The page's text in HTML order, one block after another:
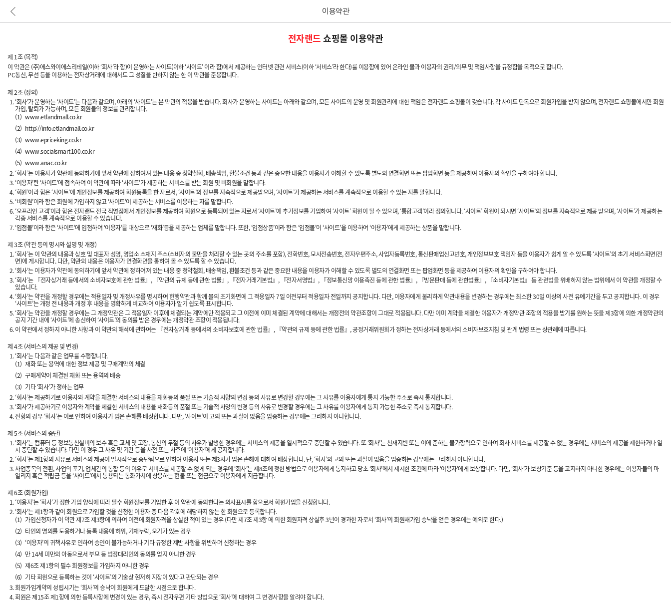
본문 바로가기
이용약관
전자랜드쇼핑몰 이용약관
제 1조 (목적)
이 약관은 (주)에스와이에스리테일(이하 ‘회사’라 함)이 운영하는 사이트(이하 ‘사이트’ 이라 함)에서 제공하는 인터넷 관련 서비스(이하 ‘서비스’라 한다)를 이용함에 있어 온라인 몰과 이용자의 권리/의무 및 책임사항을 규정함을 목적으로 합니다.
PC통신, 무선 등을 이용하는 전자상거래에 대해서도 그 성질을 반하지 않는 한 이 약관을 준용합니다.
제 2조 (정의)
‘회사’가 운영하는 ‘사이트’는 다음과 같으며, 아래의 ‘사이트’는 본 약관의 적용을 받습니다. 회사가 운영하는 사이트는 아래와 같으며, 모든 사이트의 운영 및 회원관리에 대한 책임은 전자랜드 쇼핑몰이 갖습니다. 각 사이트 단독으로 회원가입을 받지 않으며, 전자랜드 쇼핑몰에서만 회원
가입, 탈퇴가 가능하며, 모든 회원들의 정보를 관리합니다.
(1) www.etlandmall.co.kr
(2) http://info.etlandmall.co.kr
(3) www.epriceking.co.kr
(4) www.socialsmart100.co.kr
(5) www.anac.co.kr
‘회사’는 이용자가 약관에 동의하기에 앞서 약관에 정하여져 있는 내용 중 청약철회, 배송책임, 환불조건 등과 같은 중요한 내용을 이용자가 이해할 수 있도록 별도의 연결화면 또는 팝업화면 등을 제공하여 이용자의 확인을 구하여야 합니다.
‘이용자’란 ‘사이트’에 접속하여 이 약관에 따라 ‘사이트’가 제공하는 서비스를 받는 회원 및 비회원을 말합니다.
‘회원’이라 함은 ‘사이트’에 개인정보를 제공하여 회원등록을 한 자로서, ‘사이트’의 정보를 지속적으로 제공받으며, ‘사이트’가 제공하는 서비스를 계속적으로 이용할 수 있는 자를 말합니다.
‘비회원’이라 함은 회원에 가입하지 않고 ‘사이트’이 제공하는 서비스를 이용하는 자를 말합니다.
‘오프라인 고객’이라 함은 전자랜드 전국 직영점에서 개인정보를 제공하여 회원으로 등록되어 있는 자로서 ‘사이트’에 추가정보를 기입하여 ‘사이트’ 회원이 될 수 있으며, ‘통합고객’이라 정의합니다. ‘사이트’ 회원이 되시면 ‘사이트’의 정보를 지속적으로 제공 받으며, ‘사이트’가 제공하는
각종 서비스를 계속적으로 이용할 수 있습니다.
‘입점몰’이라 함은 ‘사이트’에 입점하여 ‘이용자’를 대상으로 ‘재화’등을 제공하는 업체를 말합니다. 또한, ‘입점상품’이라 함은 ‘입점몰’이 ‘사이트’을 이용하여 ‘이용자’에게 제공하는 상품을 말합니다.
제 3조 (약관 등의 명시와 설명 및 개정)
‘회사’는 이 약관의 내용과 상호 및 대표자 성명, 영업소 소재지 주소(소비자의 불만을 처리할 수 있는 곳의 주소를 포함), 전화번호, 모사전송번호, 전자우편주소, 사업자등록번호, 통신판매업신고번호, 개인정보보호 책임자 등을 이용자가 쉽게 알 수 있도록 ‘사이트’의 초기 서비스화면(전
면)에 게시합니다. 다만, 약관의 내용은 이용자가 연결화면을 통하여 볼 수 있도록 할 수 있습니다.
‘회사’는 이용자가 약관에 동의하기에 앞서 약관에 정하여져 있는 내용 중 청약철회, 배송책임, 환불조건 등과 같은 중요한 내용을 이용자가 이해할 수 있도록 별도의 연결화면 또는 팝업화면 등을 제공하여 이용자의 확인을 구하여야 합니다.
‘회사’는 『전자상거래 등에서의 소비자보호에 관한 법률』, 『약관의 규제 등에 관한 법률』, 『전자거래기본법』, 『전자서명법』, 『정보통신망 이용촉진 등에 관한 법률』, 『방문판매 등에 관한법률』, 『소비자기본법』 등 관련법을 위배하지 않는 범위에서 이 약관을 개정할 수
있습니다.
‘회사’는 약관을 개정할 경우에는 적용일자 및 개정사유를 명시하여 현행약관과 함께 몰의 초기화면에 그 적용일자 7일 이전부터 적용일자 전일까지 공지합니다. 다만, 이용자에게 불리하게 약관내용을 변경하는 경우에는 최소한 30일 이상의 사전 유예기간을 두고 공지합니다. 이 경우
‘사이트’는 개정 전 내용과 개정 후 내용을 명확하게 비교하여 이용자가 알기 쉽도록 표시합니다.
‘회사’는 약관을 개정할 경우에는 그 개정약관은 그 적용일자 이후에 체결되는 계약에만 적용되고 그 이전에 이미 체결된 계약에 대해서는 개정전의 약관조항이 그대로 적용됩니다. 다만 이미 계약을 체결한 이용자가 개정약관 조항의 적용을 받기를 원하는 뜻을 제3항에 의한 개정약관의
공지 기간 내에 ‘사이트’에 송신하여 ‘사이트’의 동의를 받은 경우에는 개정약관 조항이 적용됩니다.
이 약관에서 정하지 아니한 사항과 이 약관의 해석에 관하여는 『전자상거래 등에서의 소비자보호에 관한 법률』, 『약관의 규제 등에 관한 법률』, 공정거래위원회가 정하는 전자상거래 등에서의 소비자보호지침 및 관계 법령 또는 상관례에 따릅니다.
제 4조 (서비스의 제공 및 변경)
‘회사’는 다음과 같은 업무를 수행합니다.
(1) 재화 또는 용역에 대한 정보 제공 및 구매계약의 체결
(2) 구매계약이 체결된 재화 또는 용역의 배송
(3) 기타 ‘회사’가 정하는 업무
‘회사’는 제공하기로 이용자와 계약을 체결한 서비스의 내용을 재화등의 품절 또는 기술적 사양의 변경 등의 사유로 변경할 경우에는 그 사유를 이용자에게 통지 가능한 주소로 즉시 통지합니다.
‘회사’가 제공하기로 이용자와 계약을 체결한 서비스의 내용을 재화등의 품절 또는 기술적 사양의 변경 등의 사유로 변경할 경우에는 그 사유를 이용자에게 통지 가능한 주소로 즉시 통지합니다.
전항의 경우 ‘회사’는 이로 인하여 이용자가 입은 손해를 배상합니다. 다만, ‘사이트’이 고의 또는 과실이 없음을 입증하는 경우에는 그러하지 아니합니다.
제 5조 (서비스의 중단)
‘회사’는 컴퓨터 등 정보통신설비의 보수 혹은 교체 및 고장, 통신의 두절 등의 사유가 발생한 경우에는 서비스의 제공을 일시적으로 중단할 수 있습니다. 또 ‘회사’는 천재지변 또는 이에 준하는 불가항력으로 인하여 회사 서비스를 제공할 수 없는 경우에는 서비스의 제공을 제한하거나 일
시 중단할 수 있습니다. 다만 이 경우 그 사유 및 기간 등을 사전 또는 사후에 ‘이용자’에게 공지합니다.
‘회사’는 제1항의 사유로 서비스의 제공이 일시적으로 중단됨으로 인하여 이용자 또는 제3자가 입은 손해에 대하여 배상합니다. 단, ‘회사’의 고의 또는 과실이 없음을 입증하는 경우에는 그러하지 아니합니다.
사업종목의 전환, 사업의 포기, 업체간의 통합 등의 이유로 서비스를 제공할 수 없게 되는 경우에 ‘회사’는 제8조에 정한 방법으로 이용자에게 통지하고 당초 ‘회사’에서 제시한 조건에 따라 ‘이용자’에게 보상합니다. 다만, ‘회사’가 보상기준 등을 고지하지 아니한 경우에는 이용자들의 마
일리지 혹은 적립금 등을 ‘사이트’에서 통용되는 통화가치에 상응하는 현물 또는 현금으로 이용자에게 지급합니다.
제 6조 (회원가입)
‘이용자’는 ‘회사’가 정한 가입 양식에 따라 필수 회원정보를 기입한 후 이 약관에 동의한다는 의사표시를 함으로서 회원가입을 신청합니다.
‘회사’는 제1항과 같이 회원으로 가입할 것을 신청한 이용자 중 다음 각호에 해당하지 않는 한 회원으로 등록합니다.
(1) 가입신청자가 이 약관 제7조 제3항에 의하여 이전에 회원자격을 상실한 적이 있는 경우 (다만 제7조 제3항 에 의한 회원자격 상실후 3년이 경과한 자로서 ‘회사’의 회원재가입 승낙을 얻은 경우에는 예외로 한다.)
(2) 타인의 명의를 도용하거나 등록 내용에 허위, 기재누락, 오기가 있는 경우
(3) ‘이용자’의 귀책사유로 인하여 승인이 불가능하거나 기타 규정한 제반 사항을 위반하며 신청하는 경우
(4) 만 14세 미만의 아동으로서 부모 등 법정대리인의 동의를 얻지 아니한 경우
(5) 제6조 제1항의 필수 회원정보를 가입하지 아니한 경우
(6) 기타 회원으로 등록하는 것이 ‘사이트’의 기술상 현저히 지장이 있다고 판단되는 경우
회원가입계약의 성립시기는 ‘회사’의 승낙이 회원에게 도달한 시점으로 합니다.
회원은 제15조 제1항에 의한 등록사항에 변경이 있는 경우, 즉시 전자우편 기타 방법으로 ‘회사’에 대하여 그 변경사항을 알려야 합니다.